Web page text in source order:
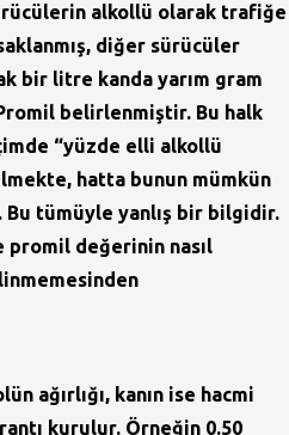
alkollü olarak trafiğe
diğer sürücüler
bir litre kanda yarım gram
belirlenmiştir. Bu halk
“yüzde elli alkollü
hatta bunun mümkün
Bu tümüyle yanlış bir bilgidir.
promil değerinin nasıl
ağırlığı, kanın ise hacmi
kurulur. Örneğin 0.50